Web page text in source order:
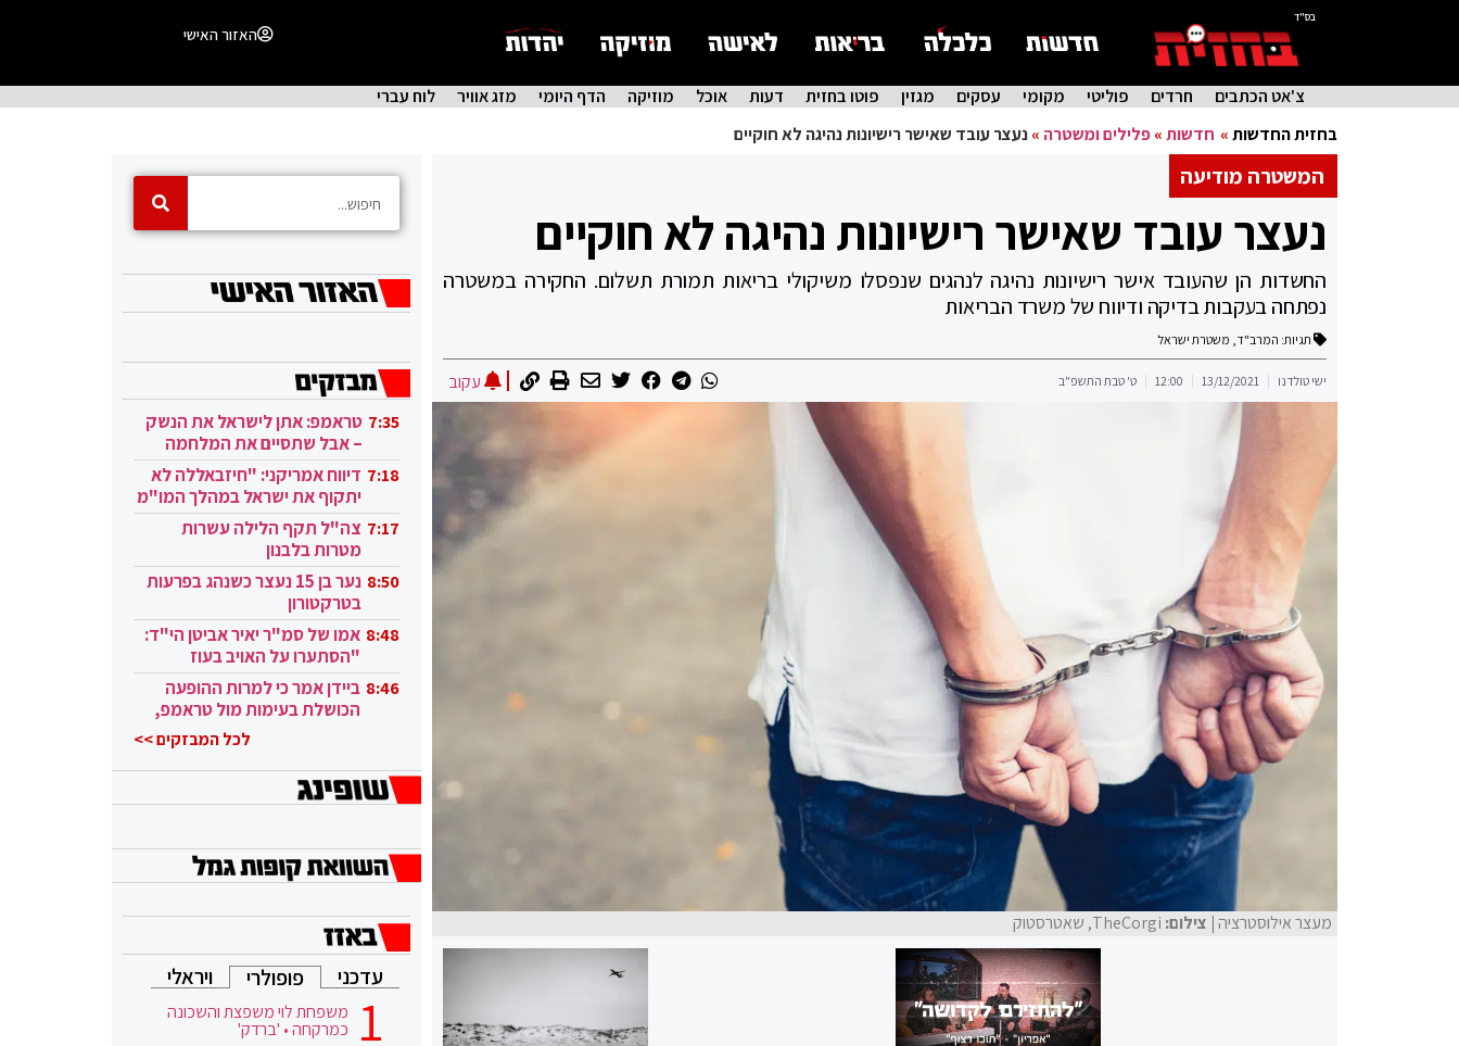
בס"ד
האזור האישי
צ'אט הכתבים חרדים פוליטי מקומי עסקים מגזין פוטו בחזית דעות אוכל מוזיקה הדף היומי מזג אוויר
לוח עברי
בחזית החדשות» חדשות»פלילים ומשטרה »נעצר עובד שאישר רישיונות נהיגה לא חוקיים
המשטרה מודיעה
נעצר עובד שאישר רישיונות נהיגה לא חוקיים
החשדות הן שהעובד אישר רישיונות נהיגה לנהגים שנפסלו משיקולי בריאות תמורת תשלום. החקירה במשטרה
נפתחה בעקבות בדיקה ודיווח של משרד הבריאות
תגיות: המרב"ד, משטרת ישראל
ישי טולדנו 13/12/2021
12:00 ט' טבת התשפ"ב עקוב
מעצר אילוסטרציה| צילום: TheCorgi, שאטרסטוק
7:35 טראמפ: אתן לישראל את הנשק
– אבל שתסיים את המלחמה
בעזה 7:18 דיווח אמריקני: "חיזבאללה לא
יתקוף את ישראל במהלך המו"מ
בקטאר" 7:17 צה"ל תקף הלילה עשרות
מטרות בלבנון
8:50
נער בן 15 נעצר כשנהג בפרעות
בטרקטורון
8:48 אמו של סמ"ר יאיר אביטן הי"ד:
"הסתערו על האויב בעוז
ובגבורה" 8:46 ביידן אמר כי למרות ההופעה
הכושלת בעימות מול טראמפ,
לכל המבזקים >>
עדכני פופולרי ויראלי
משפחת לוי משפצת והשכונה
כמרקחה • 'ברדק'